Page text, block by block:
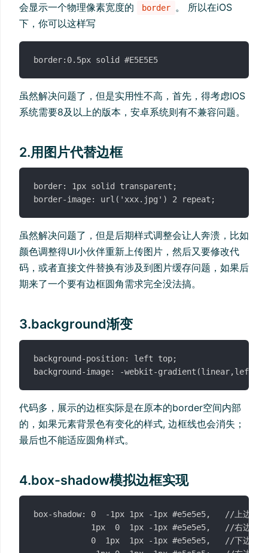
会显示一个物理像素宽度的
border
。 所以在iOS
下，你可以这样写
虽然解决问题了，但是实用性不高，首先，得考虑IOS
系统需要8及以上的版本，安卓系统则有不兼容问题。
2.用图片代替边框
border: 1px solid transparent;
虽然解决问题了，但是后期样式调整会让人奔溃，比如
颜色调整得UI小伙伴重新上传图片，然后又要修改代
码，或者直接文件替换有涉及到图片缓存问题，如果后
期来了一个要有边框圆角需求完全没法搞。
3.background渐变
background-position: left top;
代码多，展示的边框实际是在原本的border空间内部
的，如果元素背景色有变化的样式, 边框线也会消失；
最后也不能适应圆角样式。
4.box-shadow模拟边框实现
box-shadow: 0  -1px 1px -1px #e5e5e5,   //上边线
            1px  0  1px -1px #e5e5e5,   //右边线
            0  1px  1px -1px #e5e5e5,   //下边线